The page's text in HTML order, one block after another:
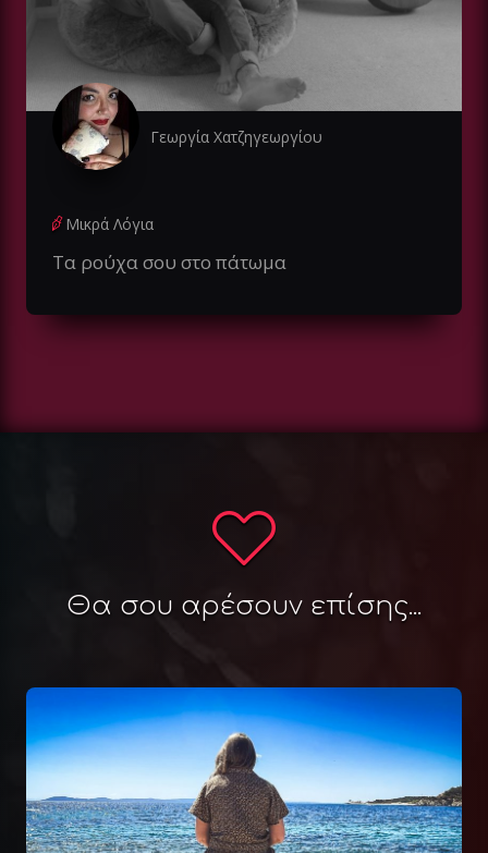
Γεωργία Χατζηγεωργίου
Μικρά Λόγια
Τα ρούχα σου στο πάτωμα
Θα σου αρέσουν επίσης...